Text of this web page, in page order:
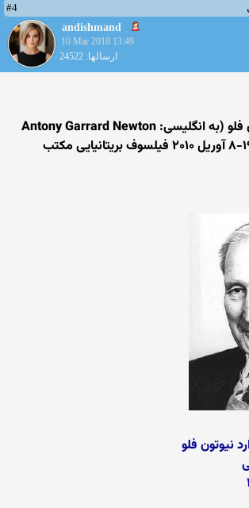
#4
andishmand
10 Mar 2018 13:49
ارسالها: 24522
آنتونی گاررارد نیوتون فلو (به انگلیسی: Antony Garrard Newton
Flew)‏(۱۱ فوریه ۱۹۲۳-۸ آوریل ۲۰۱۰ فیلسوف بریتانیایی مکتب
نیوتون فلو